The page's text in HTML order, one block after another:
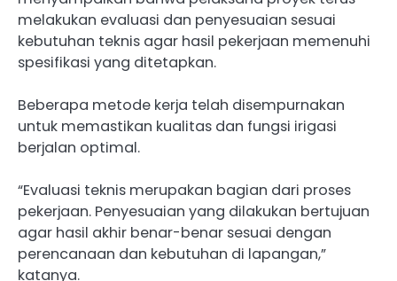
melakukan evaluasi dan penyesuaian sesuai
kebutuhan teknis agar hasil pekerjaan memenuhi
spesifikasi yang ditetapkan.
Beberapa metode kerja telah disempurnakan
untuk memastikan kualitas dan fungsi irigasi
berjalan optimal.
“Evaluasi teknis merupakan bagian dari proses
pekerjaan. Penyesuaian yang dilakukan bertujuan
agar hasil akhir benar-benar sesuai dengan
perencanaan dan kebutuhan di lapangan,”
katanya.